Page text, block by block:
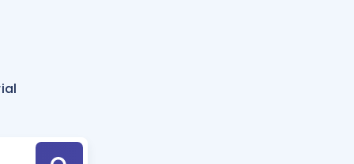
Hesaplama Aracı
için Öneriler
Tek Takvimde
Hoca ile seni sınava hazırlayacak onlarca eğitim seni bekliyor!